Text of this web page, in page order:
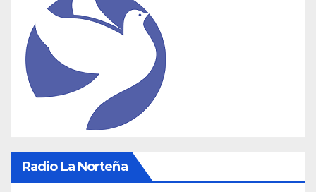
Radio La Norteña